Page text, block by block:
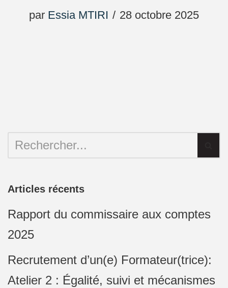
par Essia MTIRI 28 octobre 2025
Articles récents
Rapport du commissaire aux comptes
2025
Recrutement d’un(e) Formateur(trice):
Atelier 2 : Égalité, suivi et mécanismes